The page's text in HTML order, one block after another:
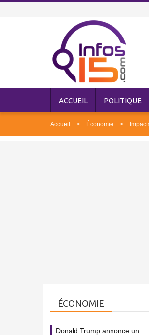
ACCUEIL POLITIQUE
Accueil Économie
ÉCONOMIE
Donald Trump annonce un